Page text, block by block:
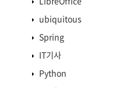
ubiquitous
Spring
IT기사
Python